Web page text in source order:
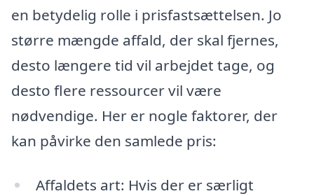
en betydelig rolle i prisfastsættelsen. Jo
større mængde affald, der skal fjernes,
desto længere tid vil arbejdet tage, og
desto flere ressourcer vil være
nødvendige. Her er nogle faktorer, der
kan påvirke den samlede pris:
Affaldets art: Hvis der er særligt